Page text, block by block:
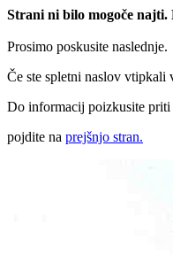
Strani ni bilo mogoče najti.
Prosimo poskusite naslednje.
Če ste spletni naslov vtipkali
Do informacij poizkusite priti
pojdite na prejšnjo stran.